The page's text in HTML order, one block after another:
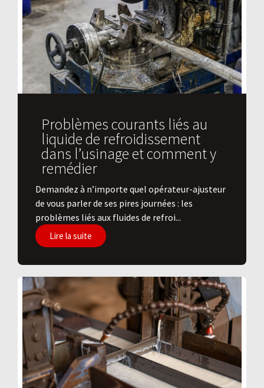
Problèmes courants liés au
liquide de refroidissement
dans l’usinage et comment y
remédier
Demandez à n’importe quel opérateur-ajusteur
de vous parler de ses pires journées : les
problèmes liés aux fluides de refroi...
Lire la suite